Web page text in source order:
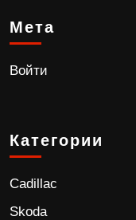
Мета
Войти
Категории
Cadillac
Skoda